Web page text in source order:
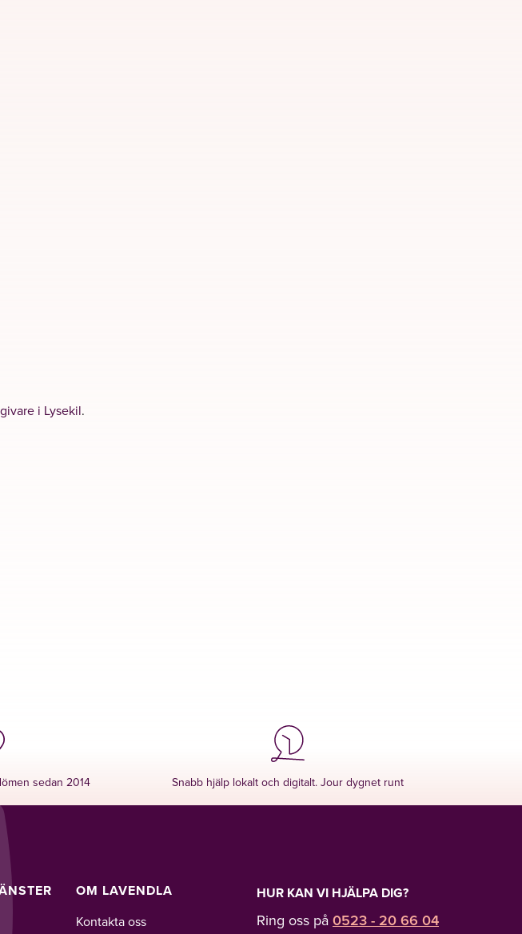
i Lysekil.
sedan 2014 Snabb hjälp lokalt och digitalt. Jour dygnet runt
OM LAVENDLA
Kontakta oss
HUR KAN VI HJÄLPA DIG?
Ring oss på 0523 - 20 66 04